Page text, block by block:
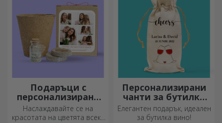
вашата кухня.
Подаръци с
персонализирани
комплекти за
засаждане
Наслаждавайте се на
красотата на цветята всеки
Персонализирани
чанти за бутилки
вино
Елегантен подарък, идеален
за бутилка вино!